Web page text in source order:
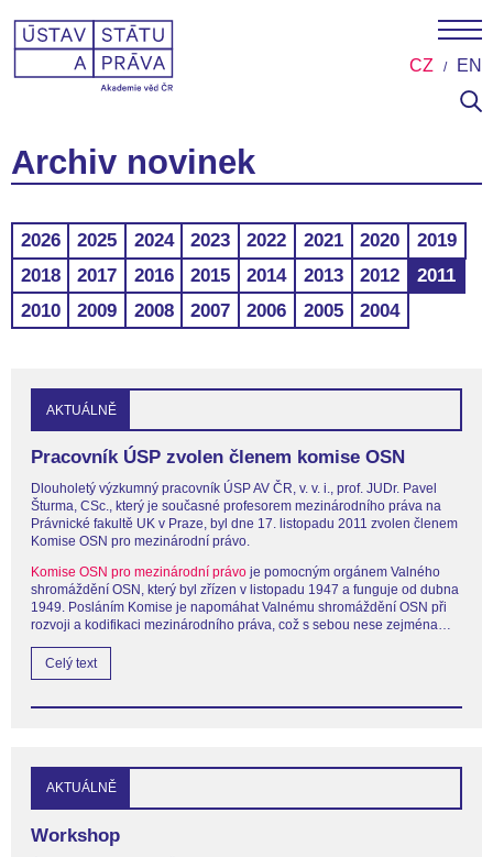
CZ EN
Archiv novinek
2026 2025 2024 2023 2022 2021 2020
2019
2018
2017 2016 2015 2014 2013 2012
2011
2010
2009 2008 2007 2006 2005 2004
AKTUÁLNĚ
Pracovník ÚSP zvolen členem komise OSN
Dlouholetý výzkumný pracovník ÚSP AV ČR, v. v. i., prof. JUDr. Pavel
Šturma, CSc., který je současné profesorem mezinárodního práva na
Právnické fakultě UK v Praze, byl dne 17. listopadu 2011 zvolen členem
Komise OSN pro mezinárodní právo.
Komise OSN pro mezinárodní právo je pomocným orgánem Valného
shromáždění OSN, který byl zřízen v listopadu 1947 a funguje od dubna
1949. Posláním Komise je napomáhat Valnému shromáždění OSN při
rozvoji a kodifikaci mezinárodního práva, což s sebou nese zejména…
Celý text
AKTUÁLNĚ
Workshop